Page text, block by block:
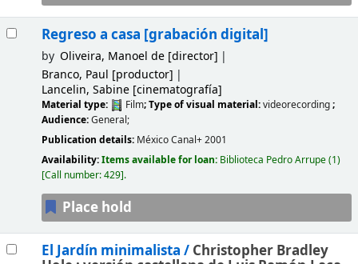
Regreso a casa [grabación digital]
by Oliveira, Manoel de[director]
Branco, Paul [productor]
Lancelin, Sabine[cinematografía]
Material type: Film; Type of visual material:videorecording;
Audience:General;
Publication details: MéxicoCanal+2001
Availability:Items available for loan: Biblioteca Pedro Arrupe(1)
Call number:429 .
Place hold
El Jardín minimalista / Christopher Bradley